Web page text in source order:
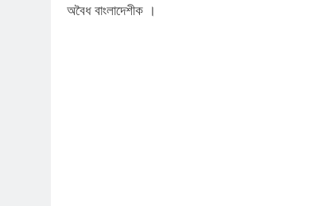
অবৈধ বাংলাদেশীক ।